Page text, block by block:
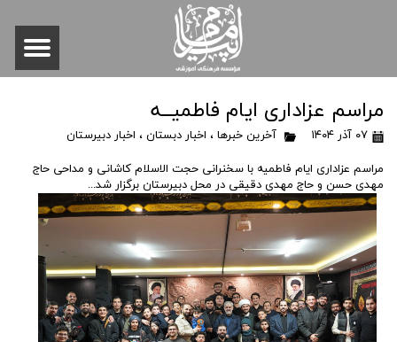
مراسم عزاداری ایام فاطمیــه
۰۷ آذر ۱۴۰۴ آخرین خبرها ، اخبار دبستان ، اخبار دبیرستان
مراسم عزاداری ایام فاطمیه با سخنرانی حجت الاسلام کاشانی و مداحی حاج
مهدی حسن و حاج مهدی دقیقی در محل دبیرستان برگزار شد...